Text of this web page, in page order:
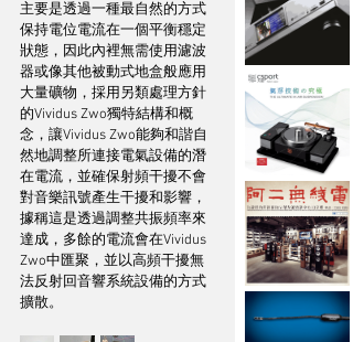
主要是透過一種最自然的方式
保持電位電流在一個平衡穩定
狀態，因此內裡無需使用濾波
器或像其他被動式地盒般應用
大量礦物，採用另類處理方針
的Vividus Zwo獨特結構和概
念，讓Vividus Zwo能夠和諧自
然地調整所連接電氣設備的潛
在電流，並確保射頻干擾不會
對音樂訊號產生干擾和影響，
據稱這是透過調整共振頻率來
達成，多餘的電流會在Vividus
Zwo中匯聚，並以高頻干擾無
法反射回音響系統設備的方式
擴散。